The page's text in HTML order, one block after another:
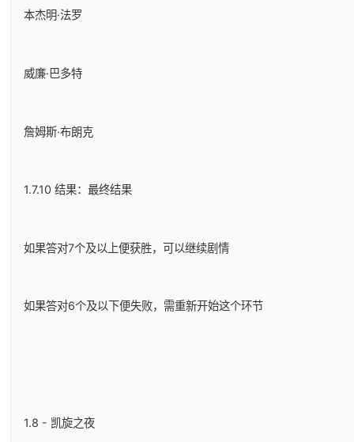
本杰明·法罗
威廉·巴多特
詹姆斯·布朗克
1.7.10 结果：最终结果
如果答对7个及以上便获胜，可以继续剧情
如果答对6个及以下便失败，需重新开始这个环节
1.8 - 凯旋之夜